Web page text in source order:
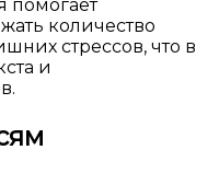
помогает
количество
стрессов, что в
и